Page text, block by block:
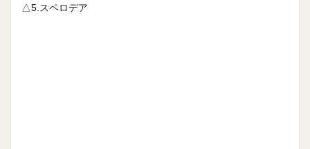
△5.スペロデア